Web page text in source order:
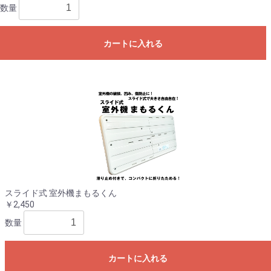
数量
カートに入れる
スライド式 室外機まもるくん
￥2,450
数量
カートに入れる